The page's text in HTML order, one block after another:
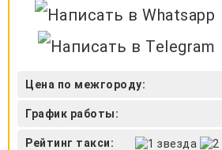
Цена по межгороду:
График работы:
Рейтинг такси: